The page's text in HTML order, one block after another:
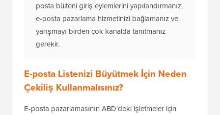
posta bülteni giriş eylemlerini yapılandırmanız,
e-posta pazarlama hizmetinizi bağlamanız ve
yarışmayı birden çok kanalda tanıtmanız
gerekir.
E-posta Listenizi Büyütmek İçin Neden
Çekiliş Kullanmalısınız?
E-posta pazarlamasının ABD'deki işletmeler için